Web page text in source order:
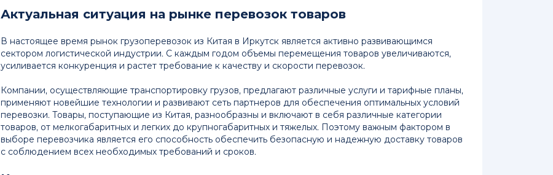
Актуальная ситуация на рынке перевозок товаров
В настоящее время рынок грузоперевозок из Китая в Иркутск является активно развивающимся
сектором логистической индустрии. С каждым годом объемы перемещения товаров увеличиваются,
усиливается конкуренция и растет требование к качеству и скорости перевозок.
Компании, осуществляющие транспортировку грузов, предлагают различные услуги и тарифные планы,
применяют новейшие технологии и развивают сеть партнеров для обеспечения оптимальных условий
перевозки. Товары, поступающие из Китая, разнообразны и включают в себя различные категории
товаров, от мелкогабаритных и легких до крупногабаритных и тяжелых. Поэтому важным фактором в
выборе перевозчика является его способность обеспечить безопасную и надежную доставку товаров
с соблюдением всех необходимых требований и сроков.